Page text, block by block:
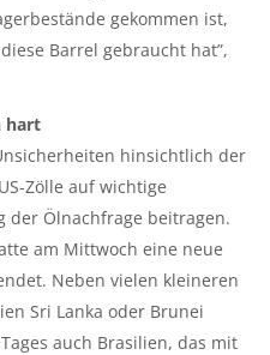
gekommen ist,
Barrel gebraucht hat”,
hart
hinsichtlich der
Zölle auf wichtige
der Ölnachfrage beitragen.
am Mittwoch eine neue
Neben vielen kleineren
Sri Lanka oder Brunei
auch Brasilien, das mit